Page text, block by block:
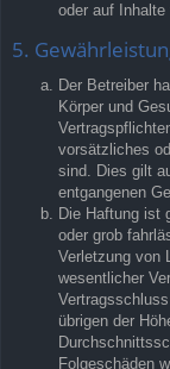
oder auf
5.
Der Betreiber
Körper und
vorsätzliches
sind. Dies gilt
entgangenen
Die Haftung ist
oder grob
Verletzung von
wesentlicher
übrigen der
Folgeschäden